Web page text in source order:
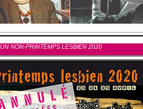
UN NON-PRINTEMPS LESBIEN 2020